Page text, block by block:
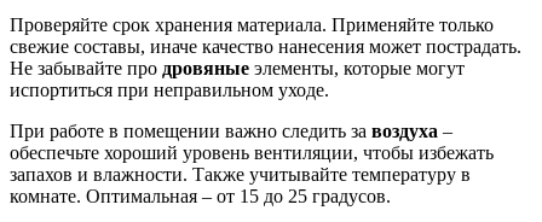
Проверяйте срок хранения материала. Применяйте только
свежие составы, иначе качество нанесения может пострадать.
Не забывайте про дровяные элементы, которые могут
испортиться при неправильном уходе.
При работе в помещении важно следить за воздуха –
обеспечьте хороший уровень вентиляции, чтобы избежать
запахов и влажности. Также учитывайте температуру в
комнате. Оптимальная – от 15 до 25 градусов.